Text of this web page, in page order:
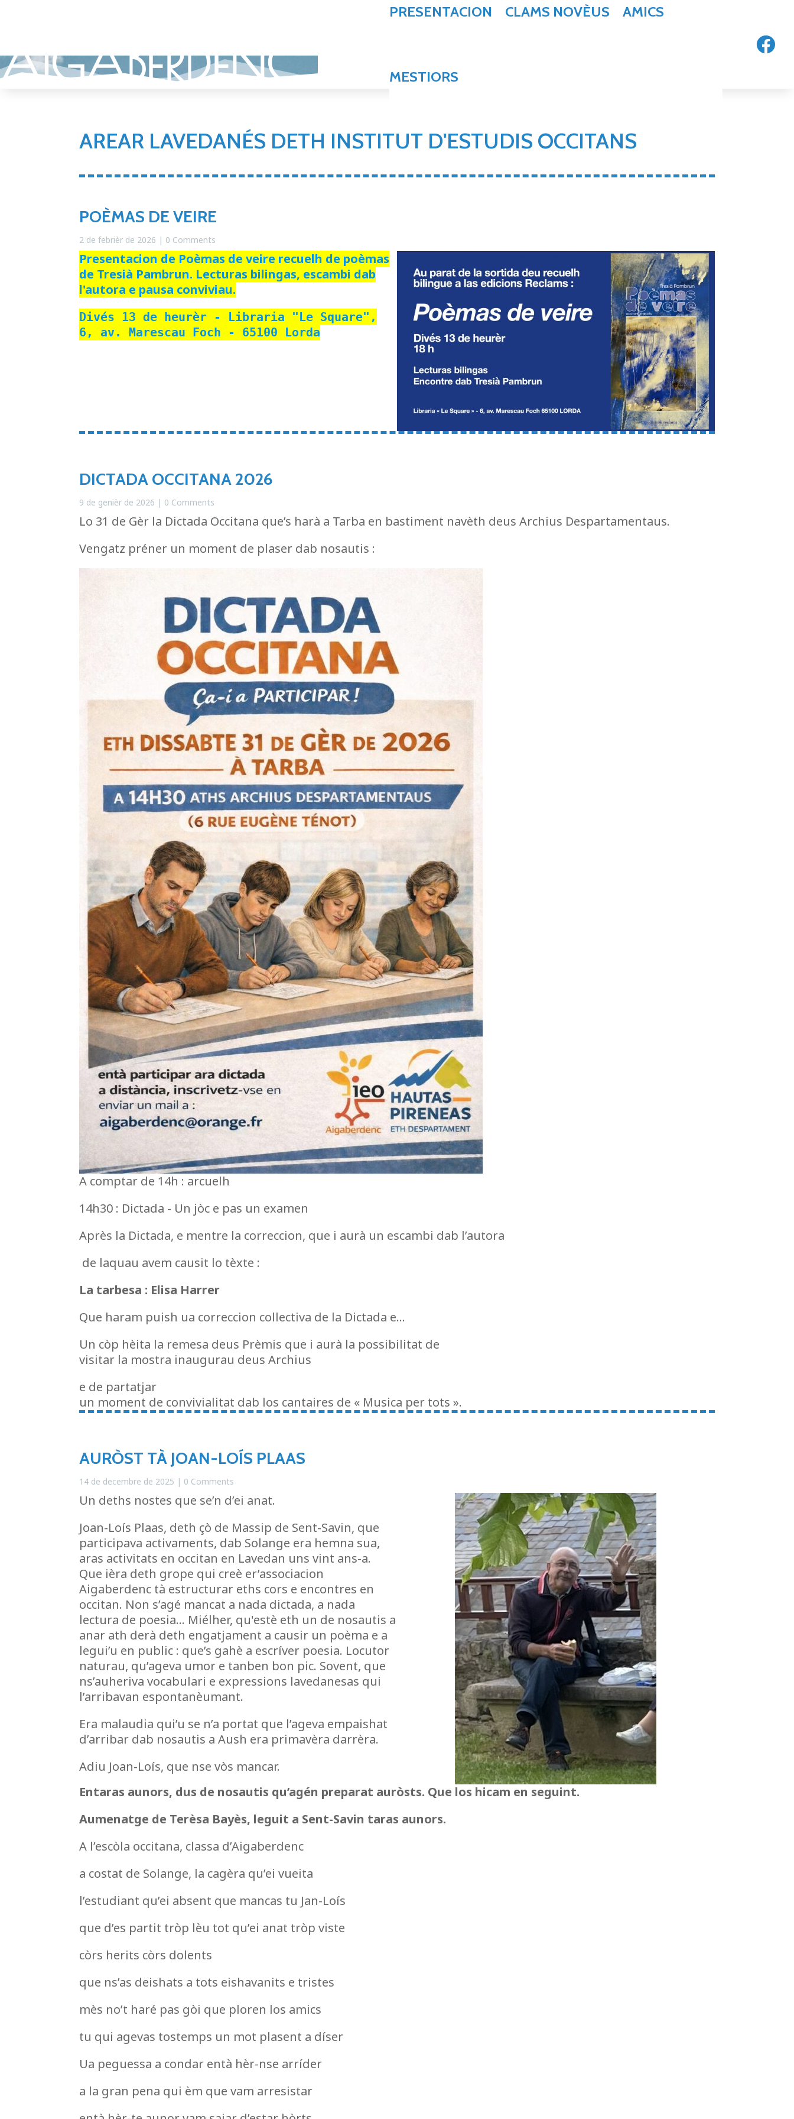
AIGABERDENC
PRESENTACION CLAMS NOVÈUS AMICS
MESTIORS

AREAR LAVEDANÉS DETH INSTITUT D'ESTUDIS OCCITANS
POÈMAS DE VEIRE
2 de febrièr de 2026 | 0 Comments
Presentacion de Poèmas de veire recuelh de poèmas
de Tresià Pambrun. Lecturas bilingas, escambi dab
l'autora e pausa conviviau.
Divés 13 de heurèr - Libraria "Le Square",
6, av. Marescau Foch - 65100 Lorda
DICTADA OCCITANA 2026
9 de genièr de 2026 | 0 Comments
Lo 31 de Gèr la Dictada Occitana que’s harà a Tarba en bastiment navèth deus Archius Despartamentaus.
Vengatz préner un moment de plaser dab nosautis :
A comptar de 14h : arcuelh
14h30 : Dictada - Un jòc e pas un examen
Après la Dictada, e mentre la correccion, que i aurà un escambi dab l’autora
de laquau avem causit lo tèxte :
La tarbesa : Elisa Harrer
Que haram puish ua correccion collectiva de la Dictada e…
Un còp hèita la remesa deus Prèmis que i aurà la possibilitat de
visitar la mostra inaugurau deus Archius
e de partatjar
un moment de convivialitat dab los cantaires de « Musica per tots ».
AURÒST TÀ JOAN-LOÍS PLAAS
14 de decembre de 2025 | 0 Comments
Un deths nostes que se’n d’ei anat.
Joan-Loís Plaas, deth çò de Massip de Sent-Savin, que
participava activaments, dab Solange era hemna sua,
aras activitats en occitan en Lavedan uns vint ans-a.
Que ièra deth grope qui creè er’associacion
Aigaberdenc tà estructurar eths cors e encontres en
occitan. Non s’agé mancat a nada dictada, a nada
lectura de poesia… Miélher, qu'estè eth un de nosautis a
anar ath derà deth engatjament a causir un poèma e a
legui’u en public : que’s gahè a escríver poesia. Locutor
naturau, qu’ageva umor e tanben bon pic. Sovent, que
ns’auheriva vocabulari e expressions lavedanesas qui
l’arribavan espontanèumant.
Era malaudia qui’u se n’a portat que l’ageva empaishat
d’arribar dab nosautis a Aush era primavèra darrèra.
Adiu Joan-Loís, que nse vòs mancar.
Entaras aunors, dus de nosautis qu’agén preparat auròsts. Que los hicam en seguint.
Aumenatge de Terèsa Bayès, leguit a Sent-Savin taras aunors.
A l’escòla occitana, classa d’Aigaberdenc
a costat de Solange, la cagèra qu’ei vueita
l’estudiant qu’ei absent que mancas tu Jan-Loís
que d’es partit tròp lèu tot qu’ei anat tròp viste
còrs herits còrs dolents
que ns’as deishats a tots eishavanits e tristes
mès no’t haré pas gòi que ploren los amics
tu qui agevas tostemps un mot plasent a díser
Ua peguessa a condar entà hèr-nse arríder
a la gran pena qui èm que vam arresistar